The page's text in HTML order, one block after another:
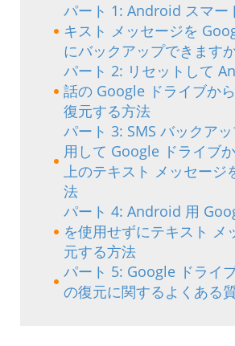
パート 1: Android スマー
キスト メッセージを
にバックアップできます
パート 2: リセットして
話の Google ドライブか
復元する方法
パート 3: SMS バックア
用して Google ドライブ
上のテキスト メッセージ
法
パート 4: Android 用
を使用せずにテキスト メ
元する方法
パート 5: Google ドライ
の復元に関するよくある